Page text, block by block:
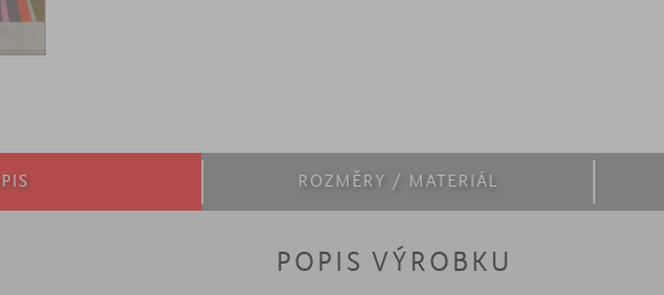
ROZMĚRY / MATERIÁL
POPIS VÝROBKU